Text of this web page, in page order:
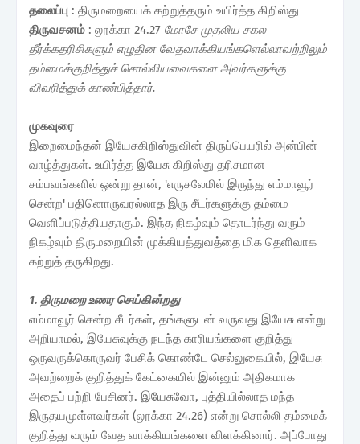
தலைப்பு : திருமறையைக் கற்றுத்தரும் உயிர்த்த கிறிஸ்து
திருவசனம் : லூக்கா 24.27 மோசே முதலிய சகல
தீர்க்கதரிசிகளும் எழுதின வேதவாக்கியங்களெல்லாவற்றிலும்
தம்மைக்குறித்துச் சொல்லியவைகளை அவர்களுக்கு
விவரித்துக் காண்பித்தார்.
முகவுரை
இறைமைந்தன் இயேசுகிறிஸ்துவின் திருப்பெயரில் அன்பின்
வாழ்த்துகள். உயிர்த்த இயேசு கிறிஸ்து தரிசமான
சம்பவங்களில் ஒன்று தான், 'எருசலேமில் இருந்து எம்மாவூர்
சென்ற' பதினொருவரல்லாத இரு சீடர்களுக்கு தம்மை
வெளிப்படுத்தியதாகும். இந்த நிகழ்வும் தொடர்ந்து வரும்
நிகழ்வும் திருமறையின் முக்கியத்துவத்தை மிக தெளிவாக
கற்றுத் தருகிறது.
1. திருமறை உணர செய்கின்றது
எம்மாவூர் சென்ற சீடர்கள், தங்களுடன் வருவது இயேசு என்று
அறியாமல், இயேசுவுக்கு நடந்த காரியங்களை குறித்து
ஒருவருக்கொருவர் பேசிக் கொண்டே செல்லுகையில், இயேசு
அவற்றைக் குறித்துக் கேட்கையில் இன்னும் அதிகமாக
அதைப் பற்றி பேசினர். இயேசுவோ, புத்தியில்லாத மந்த
இருதயமுள்ளவர்கள் (லூக்கா 24.26) என்று சொல்லி தம்மைக்
குறித்து வரும் வேத வாக்கியங்களை விளக்கினார். அப்போது